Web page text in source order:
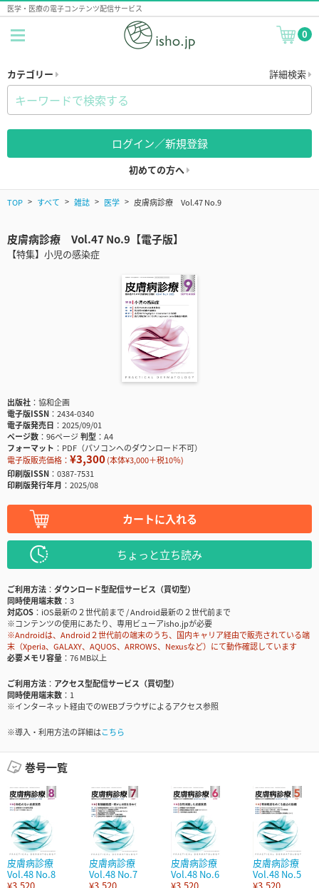
医学・医療の電子コンテンツ配信サービス
0
カテゴリー 詳細検索
ログイン／新規登録
初めての方へ
TOP すべて 雑誌 医学 皮膚病診療 Vol.47 No.9
皮膚病診療 Vol.47 No.9【電子版】
【特集】小児の感染症
出版社
協和企画
電子版ISSN
2434-0340
電子版発売日
2025/09/01
ページ数
96ページ判型
A4
フォーマット
PDF（パソコンへのダウンロード不可）
電子版販売価格： ¥3,300(本体¥3,000＋税10％)
印刷版ISSN
0387-7531
印刷版発行年月
2025/08
カートに入れる
ちょっと立ち読み
ご利用方法
ダウンロード型配信サービス（買切型）
同時使用端末数
3
対応OS
iOS最新の２世代前まで / Android最新の２世代前まで
※コンテンツの使用にあたり、専用ビューアisho.jpが必要
※Androidは、Android２世代前の端末のうち、国内キャリア経由で販売されている端
末（Xperia、GALAXY、AQUOS、ARROWS、Nexusなど）にて動作確認しています
必要メモリ容量
76 MB以上
ご利用方法
アクセス型配信サービス（買切型）
同時使用端末数
1
※インターネット経由でのWEBブラウザによるアクセス参照
※導入・利用方法の詳細はこちら
巻号一覧
皮膚病診療
Vol.48 No.8
皮膚病診療
Vol.48 No.7
皮膚病診療
Vol.48 No.6
皮膚病診療
Vol.48 No.5